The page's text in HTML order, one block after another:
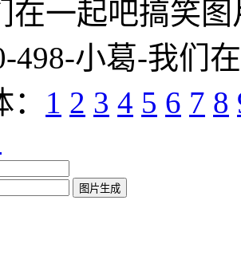
在一起吧搞笑图
498-小葛-我们
1 2 3 4 5 6 7 8